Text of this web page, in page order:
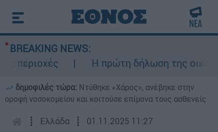
BREAKING NEWS:
Η πρώτη δήλωση της
δημοφιλές τώρα: Ντύθηκε «Χάρος», ανέβηκε στην
οροφή νοσοκομείου και κοιτούσε επίμονα τους ασθενείς
┋ Ελλάδα ┋ 01.11.2025 11:27